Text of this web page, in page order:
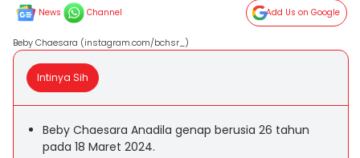
News Channel Add Us on Google
Beby Chaesara (instagram.com/bchsr_)
Intinya Sih
Beby Chaesara Anadila genap berusia 26 tahun
pada 18 Maret 2024.